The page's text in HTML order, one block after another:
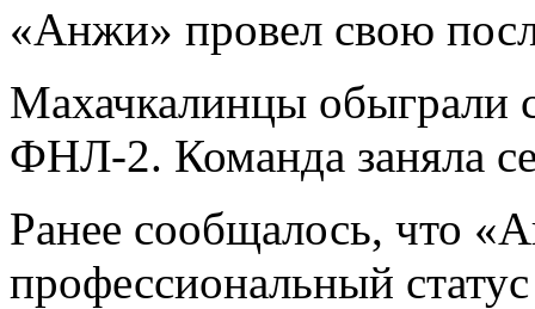
«Анжи» провел свою
Махачкалинцы обыграли
ФНЛ-2. Команда заняла
Ранее сообщалось, что
профессиональный